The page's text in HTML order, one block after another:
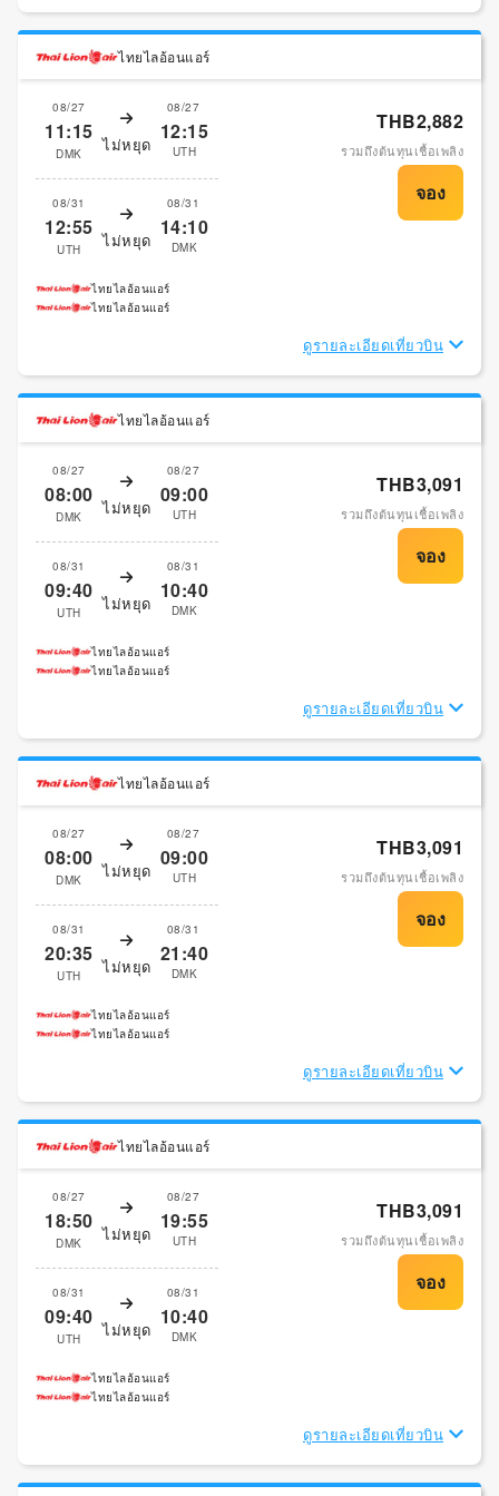
ไทยไลอ้อนแอร์
08/27
11:15
DMK ไม่หยุด
08/27
12:15
UTH
08/31
12:55
UTH ไม่หยุด
08/31
14:10
DMK
THB2,882
รวมถึงต้นทุนเชื้อเพลิง
ไทยไลอ้อนแอร์
ไทยไลอ้อนแอร์
ดูรายละเอียดเที่ยวบิน
ไทยไลอ้อนแอร์
08/27
08:00
DMK ไม่หยุด
08/27
09:00
UTH
08/31
09:40
UTH ไม่หยุด
08/31
10:40
DMK
THB3,091
รวมถึงต้นทุนเชื้อเพลิง
ไทยไลอ้อนแอร์
ไทยไลอ้อนแอร์
ดูรายละเอียดเที่ยวบิน
ไทยไลอ้อนแอร์
08/27
08:00
DMK ไม่หยุด
08/27
09:00
UTH
08/31
20:35
UTH ไม่หยุด
08/31
21:40
DMK
THB3,091
รวมถึงต้นทุนเชื้อเพลิง
ไทยไลอ้อนแอร์
ไทยไลอ้อนแอร์
ดูรายละเอียดเที่ยวบิน
ไทยไลอ้อนแอร์
08/27
18:50
DMK ไม่หยุด
08/27
19:55
UTH
08/31
09:40
UTH ไม่หยุด
08/31
10:40
DMK
THB3,091
รวมถึงต้นทุนเชื้อเพลิง
ไทยไลอ้อนแอร์
ไทยไลอ้อนแอร์
ดูรายละเอียดเที่ยวบิน